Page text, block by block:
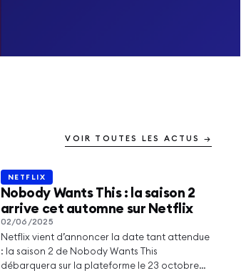
VOIR TOUTES LES ACTUS →
NETFLIX
NETFLIX
Nobody Wants This : la saison 2
arrive cet automne sur Netflix
02/06/2025
Netflix vient d’annoncer la date tant attendue
: la saison 2 de Nobody Wants This
débarquera sur la plateforme le 23 octobre